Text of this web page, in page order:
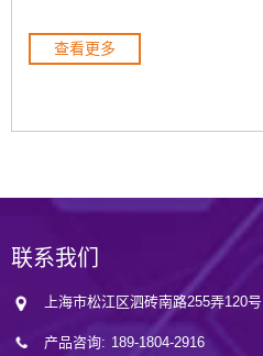
查看更多
联系我们
上海市松江区泗砖南路255弄120号
产品咨询: 189-1804-2916